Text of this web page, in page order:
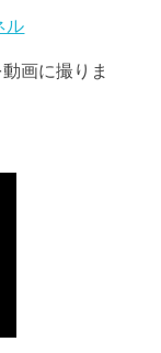
ル
画に撮りま